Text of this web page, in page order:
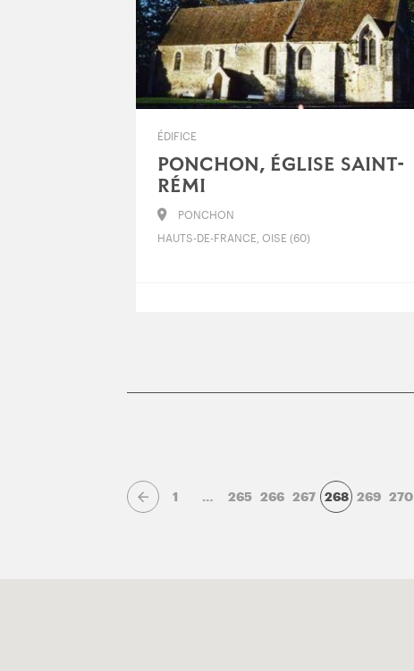
ÉDIFICE
PONCHON, ÉGLISE SAINT-
RÉMI
PONCHON
HAUTS-DE-FRANCE, OISE (60)
1 … 265 266 267 268 269 270